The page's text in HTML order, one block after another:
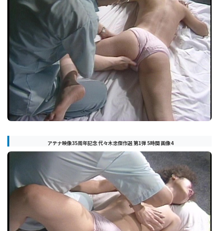
アテナ映像35周年記念 代々木忠傑作選 第1弾 5時間 画像4